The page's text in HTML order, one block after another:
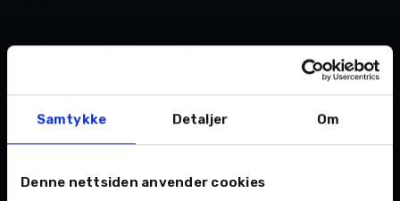
Samtykke Detaljer Om
Denne nettsiden anvender cookies
Hva er en EU-kontroll?
EU-kontroll er ikke service
Nytt regelverk for EU-kontroll